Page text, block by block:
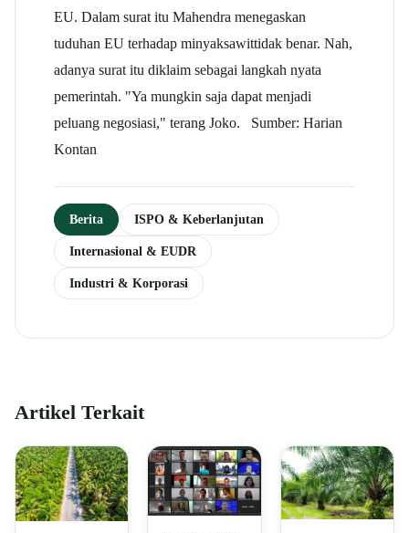
EU. Dalam surat itu Mahendra menegaskan
tuduhan EU terhadap minyaksawittidak benar. Nah,
adanya surat itu diklaim sebagai langkah nyata
pemerintah. "Ya mungkin saja dapat menjadi
peluang negosiasi," terang Joko. Sumber: Harian
Kontan
Berita ISPO & Keberlanjutan
Internasional & EUDR
Industri & Korporasi
Artikel Terkait